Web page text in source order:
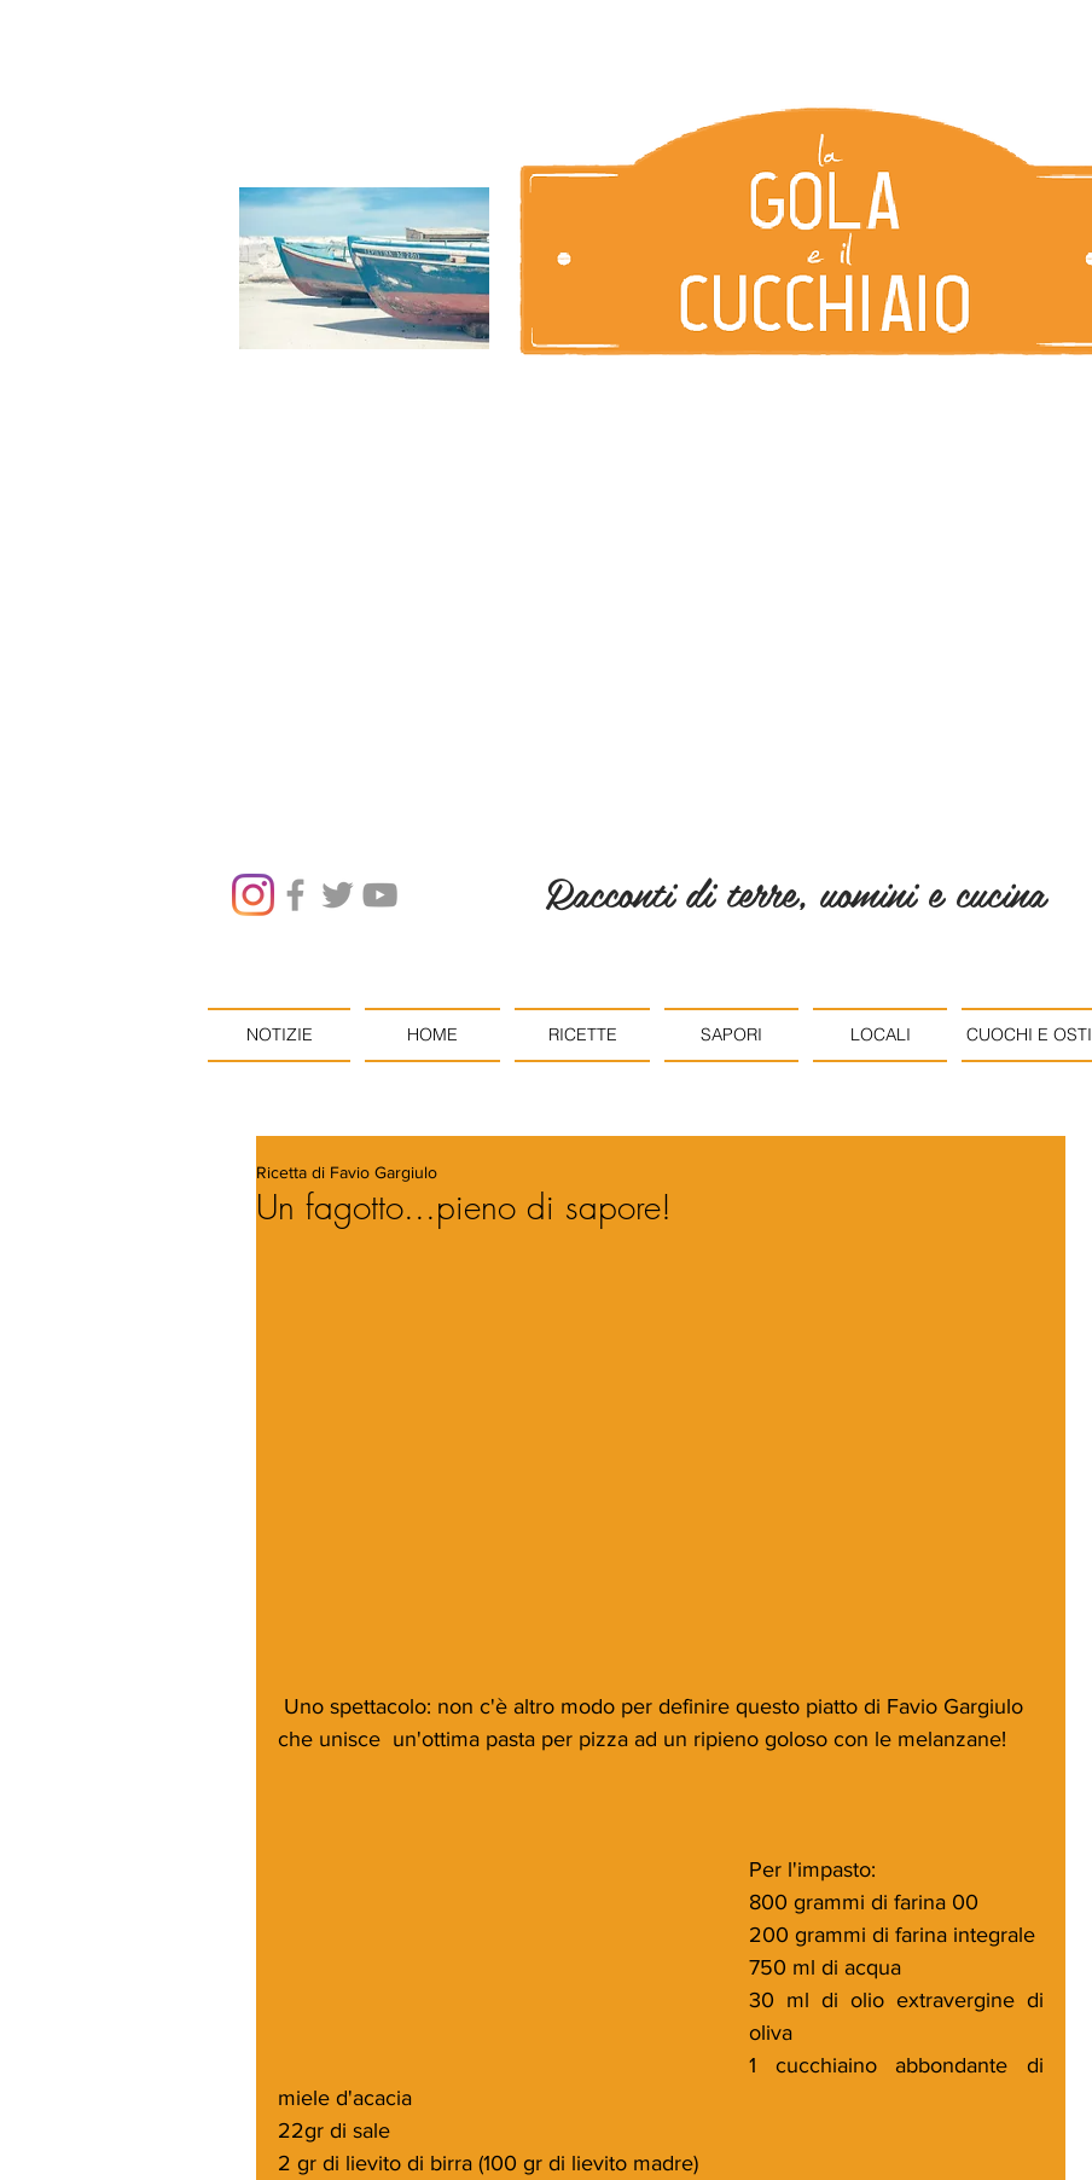
Racconti di terre, uomini e cucina
NOTIZIE HOME RICETTE SAPORI LOCALI CUOCHI E OSTI
Un fagotto...pieno di sapore!
Ricetta di Favio Gargiulo
che unisce  un'ottima pasta per pizza ad un ripieno goloso con le melanzane!
Per l'impasto:
800 grammi di farina 00
200 grammi di farina integrale
750 ml di acqua
30 ml di olio extravergine di
oliva
1 cucchiaino abbondante di
miele d'acacia
22gr di sale
2 gr di lievito di birra (100 gr di lievito madre)